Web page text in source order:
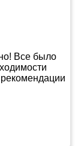
Все было